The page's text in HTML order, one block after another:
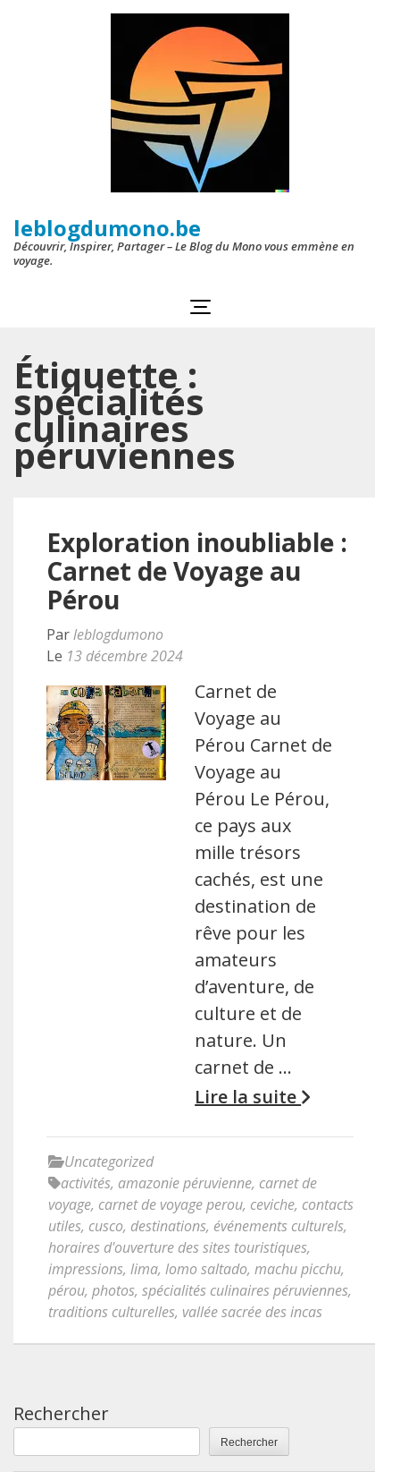
leblogdumono.be
Découvrir, Inspirer, Partager – Le Blog du Mono vous emmène en
voyage.
Étiquette :
spécialités
culinaires
péruviennes
Exploration inoubliable :
Carnet de Voyage au
Pérou
Parleblogdumono
Le 13 décembre 2024
Carnet de
Voyage au
Pérou Carnet de
Voyage au
Pérou Le Pérou,
ce pays aux
mille trésors
cachés, est une
destination de
rêve pour les
amateurs
d’aventure, de
culture et de
nature. Un
carnet de …
Lire la suite
Uncategorized
activités, amazonie péruvienne, carnet de
voyage, carnet de voyage perou, ceviche, contacts
utiles, cusco, destinations, événements culturels,
horaires d'ouverture des sites touristiques,
impressions, lima, lomo saltado, machu picchu,
pérou, photos, spécialités culinaires péruviennes,
traditions culturelles, vallée sacrée des incas
Rechercher
Rechercher